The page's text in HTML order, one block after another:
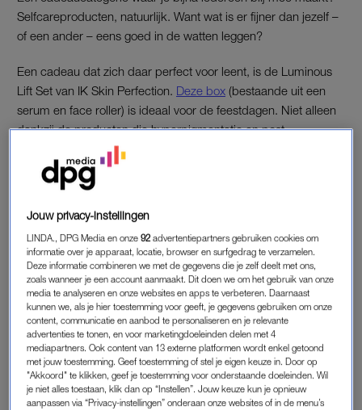
Selfcareproducten, natuurlijk. Want wat is er fijner dan jezelf –
of een ander – eens goed in de watten leggen?
Een cadeau dat zich daar perfect voor leent, is de Luminous
Lift Set van IK Skin Perfection. Deze box (bestaande uit een
serum en face roller) is ideaal voor de feestdagen. Niet alleen
dankzij de producten die hyperpigmentatie en post-
acnevlekjes aanpakken en de doffe huid weer laten stralen,
maar ook door de feestelijke verpakking. Geen inpakpapier
meer nodig dus. Gewoon hup, onder de boom.
Jouw privacy-instellingen
LINDA., DPG Media en onze92 advertentiepartners gebruiken cookies om
informatie over je apparaat, locatie, browser en surfgedrag te verzamelen.
Deze informatie combineren we met de gegevens die je zelf deelt met ons,
zoals wanneer je een account aanmaakt. Dit doen we om het gebruik van onze
media te analyseren en onze websites en apps te verbeteren. Daarnaast
kunnen we, als je hier toestemming voor geeft, je gegevens gebruiken om onze
content, communicatie en aanbod te personaliseren en je relevante
advertenties te tonen, en voor marketingdoeleinden delen met 4
mediapartners. Ook content van 13 externe platformen wordt enkel getoond
met jouw toestemming. Geef toestemming of stel je eigen keuze in. Door op
"Akkoord" te klikken, geef je toestemming voor onderstaande doeleinden. Wil
je niet alles toestaan, klik dan op “Instellen”. Jouw keuze kun je opnieuw
aanpassen via “Privacy-instellingen” onderaan onze websites of in de menu’s